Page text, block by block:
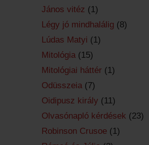
János vitéz (1)
Légy jó mindhalálig (8)
Lúdas Matyi (1)
Mitológia (15)
Mitológiai háttér (1)
Odüsszeia (7)
Oidipusz király (11)
Olvasónapló kérdések (23)
Robinson Crusoe (1)